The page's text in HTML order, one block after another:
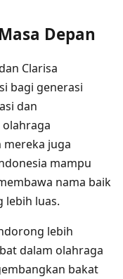
Depan
Clarisa
bagi generasi
dan
mereka juga
mampu
nama baik
lebih luas.
lebih
dalam olahraga
bakat